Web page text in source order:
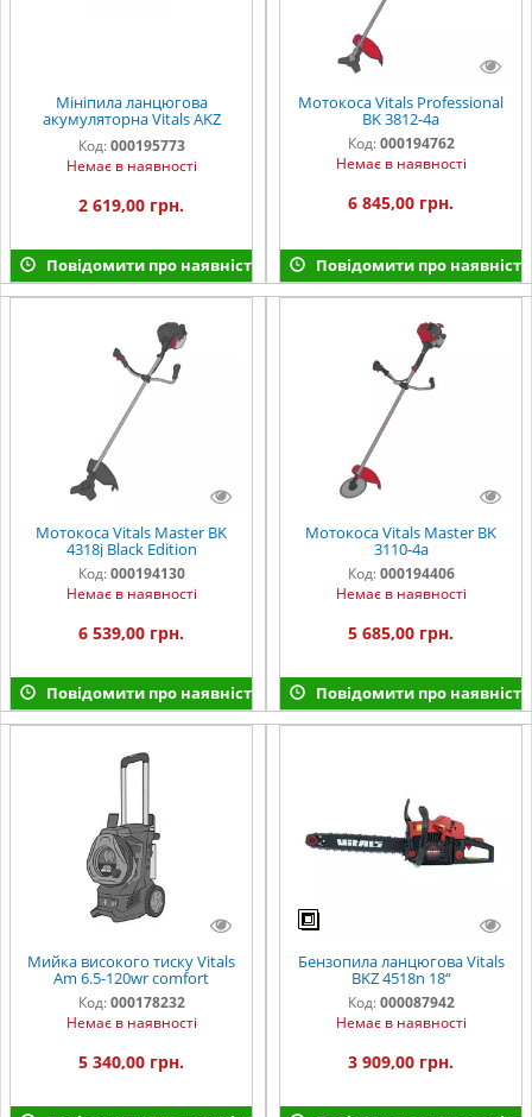
Мініпила ланцюгова
акумуляторна Vitals AKZ
1815y Kit
Код: 000195773
Немає в наявності
2 619,00 грн.
Повідомити про наявність
Мотокоса Vitals Professional
BK 3812-4a
Код: 000194762
Немає в наявності
6 845,00 грн.
Повідомити про наявність
Мотокоса Vitals Master BK
4318j Black Edition
Код: 000194130
Немає в наявності
6 539,00 грн.
Повідомити про наявність
Мотокоса Vitals Master BK
3110-4a
Код: 000194406
Немає в наявності
5 685,00 грн.
Повідомити про наявність
Мийка високого тиску Vitals
Am 6.5-120wr сomfort
Код: 000178232
Немає в наявності
5 340,00 грн.
Бензопила ланцюгова Vitals
BKZ 4518n 18“
Код: 000087942
Немає в наявності
3 909,00 грн.